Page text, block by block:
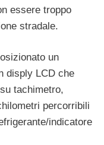
essere troppo
stradale.
un
disply LCD che
tachimetro,
percorribili
indicatore